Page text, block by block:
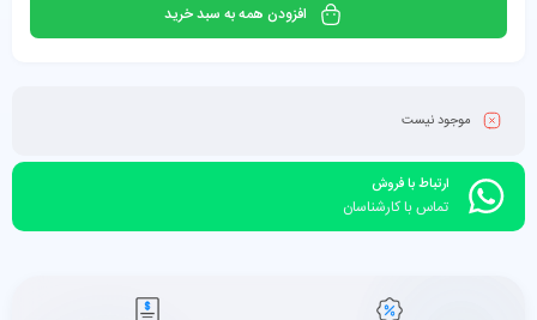
افزودن همه به سبد خرید
موجود نیست
ارتباط با فروش
تماس با کارشناسان